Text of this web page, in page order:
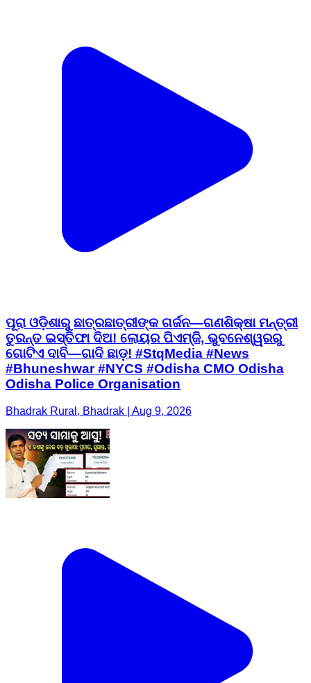
ପୂରା ଓଡ଼ିଶାରୁ ଛାତ୍ରଛାତ୍ରୀଙ୍କ ଗର୍ଜନ—ଗଣଶିକ୍ଷା ମନ୍ତ୍ରୀ
ତୁରନ୍ତ ଇସ୍ତିଫା ଦିଅ! ଲୋୟର ପିଏମ୍‌ଜି, ଭୁବନେଶ୍ୱରରୁ
ଗୋଟିଏ ଦାବି—ଗାଦି ଛାଡ଼! #StqMedia #News
#Bhuneshwar #NYCS #Odisha CMO Odisha
Odisha Police Organisation
Bhadrak Rural, Bhadrak | Aug 9, 2026